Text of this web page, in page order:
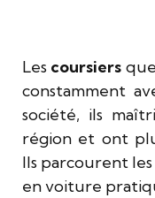
Les coursiers
constamment
société, ils
région et ont
Ils parcourent
en voiture